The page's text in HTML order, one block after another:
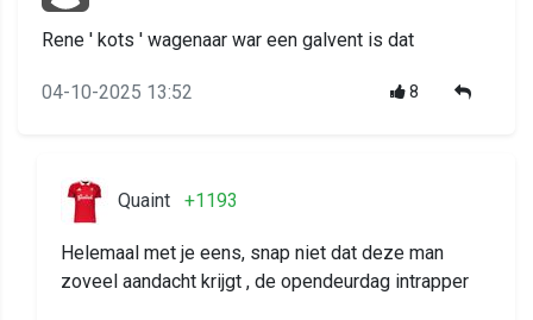
Rene ' kots ' wagenaar war een galvent is dat
04-10-2025 13:52 8
Quaint +1193
Helemaal met je eens, snap niet dat deze man
zoveel aandacht krijgt , de opendeurdag intrapper